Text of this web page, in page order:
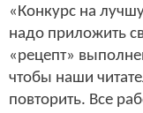
«Конкурс на
надо приложить
«рецепт»
чтобы наши
повторить. Все